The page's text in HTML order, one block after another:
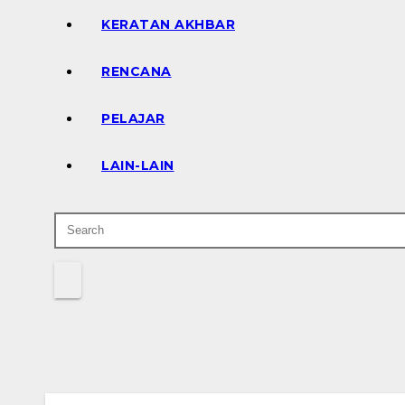
KERATAN AKHBAR
RENCANA
PELAJAR
LAIN-LAIN